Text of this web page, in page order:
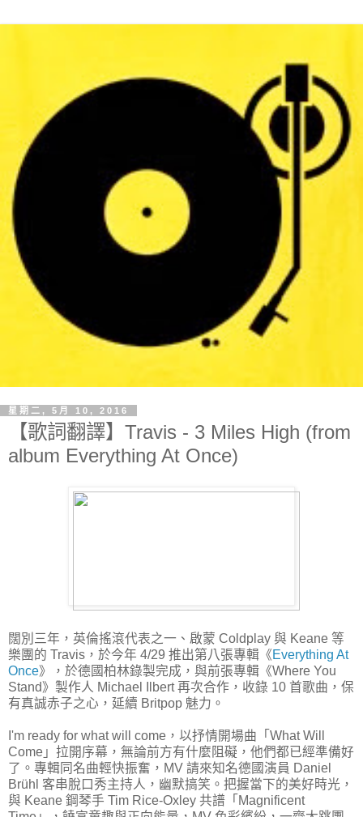
星期二, 5月 10, 2016
【歌詞翻譯】Travis - 3 Miles High (from
album Everything At Once)
闊別三年，英倫搖滾代表之一、啟蒙 Coldplay 與 Keane 等
樂團的 Travis，於今年 4/29 推出第八張專輯《Everything At
Once》，於德國柏林錄製完成，與前張專輯《Where You
Stand》製作人 Michael Ilbert 再次合作，收錄 10 首歌曲，保
有真誠赤子之心，延續 Britpop 魅力。
I'm ready for what will come，以抒情開場曲「What Will
Come」拉開序幕，無論前方有什麼阻礙，他們都已經準備好
了。專輯同名曲輕快振奮，MV 請來知名德國演員 Daniel
Brühl 客串脫口秀主持人，幽默搞笑。把握當下的美好時光，
與 Keane 鋼琴手 Tim Rice-Oxley 共譜「Magnificent